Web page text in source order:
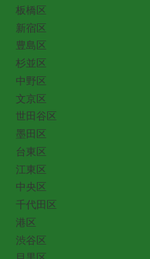
板橋区
新宿区
豊島区
杉並区
中野区
文京区
世田谷区
墨田区
台東区
江東区
中央区
千代田区
港区
渋谷区